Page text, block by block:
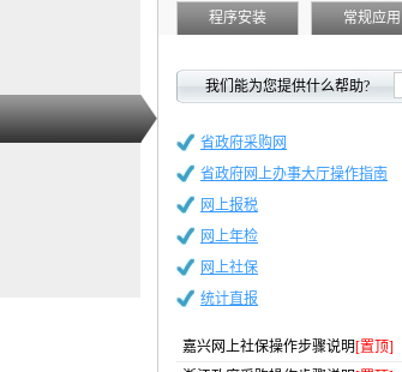
程序安装 常规应用
我们能为您提供什么帮助?
省政府采购网
省政府网上办事大厅操作指南
网上报税
网上年检
网上社保
统计直报
嘉兴网上社保操作步骤说明[置顶]